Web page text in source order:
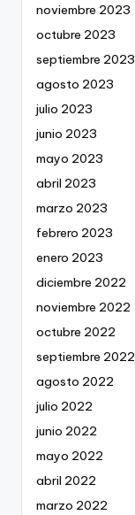
noviembre 2023
octubre 2023
septiembre 2023
agosto 2023
julio 2023
junio 2023
mayo 2023
abril 2023
marzo 2023
febrero 2023
enero 2023
diciembre 2022
noviembre 2022
octubre 2022
septiembre 2022
agosto 2022
julio 2022
junio 2022
mayo 2022
abril 2022
marzo 2022